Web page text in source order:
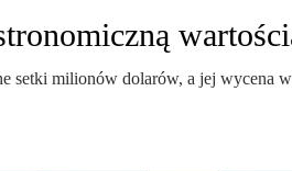
setki milionów dolarów, a jej wycena